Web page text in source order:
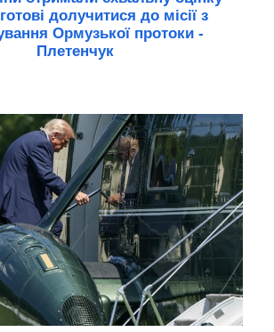
долучитися до місії з
Ормузької протоки -
Плетенчук